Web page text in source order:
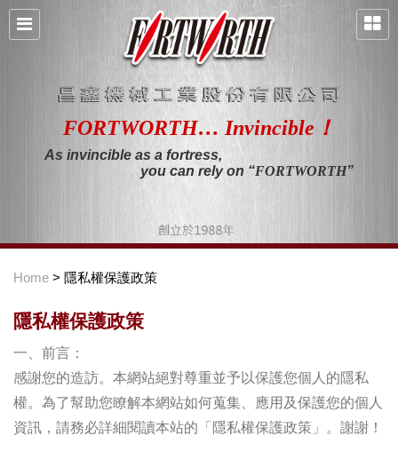
FORTWORTH… Invincible！
As invincible as a fortress,
you can rely on “FORTWORTH”
Home > 隱私權保護政策
隱私權保護政策
一、前言：
感謝您的造訪。本網站絕對尊重並予以保護您個人的隱私
權。為了幫助您瞭解本網站如何蒐集、應用及保護您的個人
資訊，請務必詳細閱讀本站的「隱私權保護政策」。謝謝！